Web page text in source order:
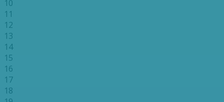
10
11
12
13
14
15
16
17
18